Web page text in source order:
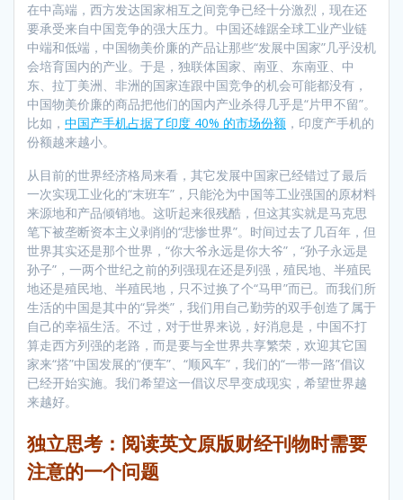
在中高端，西方发达国家相互之间竞争已经十分激烈，现在还
要承受来自中国竞争的强大压力。中国还雄踞全球工业产业链
中端和低端，中国物美价廉的产品让那些“发展中国家”几乎没机
会培育国内的产业。于是，独联体国家、南亚、东南亚、中
东、拉丁美洲、非洲的国家连跟中国竞争的机会可能都没有，
中国物美价廉的商品把他们的国内产业杀得几乎是“片甲不留”。
比如， 中国产手机占据了印度 40% 的市场份额 ，印度产手机的
份额越来越小。
从目前的世界经济格局来看，其它发展中国家已经错过了最后
一次实现工业化的“末班车”，只能沦为中国等工业强国的原材料
来源地和产品倾销地。这听起来很残酷，但这其实就是马克思
笔下被垄断资本主义剥削的“悲惨世界”。时间过去了几百年，但
世界其实还是那个世界，“你大爷永远是你大爷”，“孙子永远是
孙子”，一两个世纪之前的列强现在还是列强，殖民地、半殖民
地还是殖民地、半殖民地，只不过换了个“马甲”而已。而我们所
生活的中国是其中的“异类”，我们用自己勤劳的双手创造了属于
自己的幸福生活。不过，对于世界来说，好消息是，中国不打
算走西方列强的老路，而是要与全世界共享繁荣，欢迎其它国
家来“搭”中国发展的“便车”、“顺风车”，我们的“一带一路”倡议
已经开始实施。我们希望这一倡议尽早变成现实，希望世界越
来越好。
独立思考：阅读英文原版财经刊物时需要
注意的一个问题